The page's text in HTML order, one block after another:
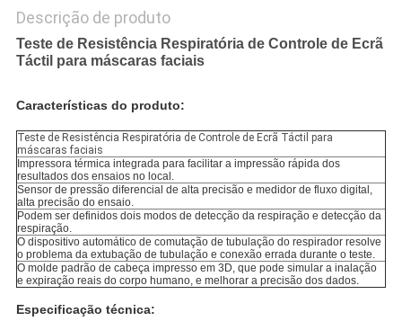
Descrição de produto
Teste de Resistência Respiratória de Controle de Ecrã
Táctil para máscaras faciais
Características do produto:
Teste de Resistência Respiratória de Controle de Ecrã Táctil para
máscaras faciais
Impressora térmica integrada para facilitar a impressão rápida dos
resultados dos ensaios no local.
Sensor de pressão diferencial de alta precisão e medidor de fluxo digital,
alta precisão do ensaio.
Podem ser definidos dois modos de detecção da respiração e detecção da
respiração.
O dispositivo automático de comutação de tubulação do respirador resolve
o problema da extubação de tubulação e conexão errada durante o teste.
O molde padrão de cabeça impresso em 3D, que pode simular a inalação
e expiração reais do corpo humano, e melhorar a precisão dos dados.
Especificação técnica: